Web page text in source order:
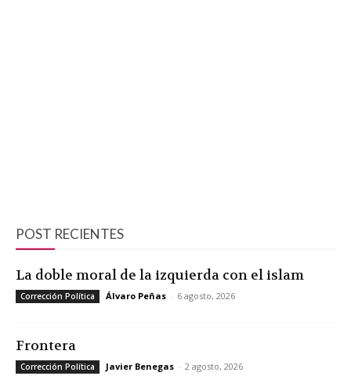
POST RECIENTES
La doble moral de la izquierda con el islam
Corrección Política Álvaro Peñas - 6 agosto, 2026
Frontera
Corrección Política Javier Benegas - 2 agosto, 2026